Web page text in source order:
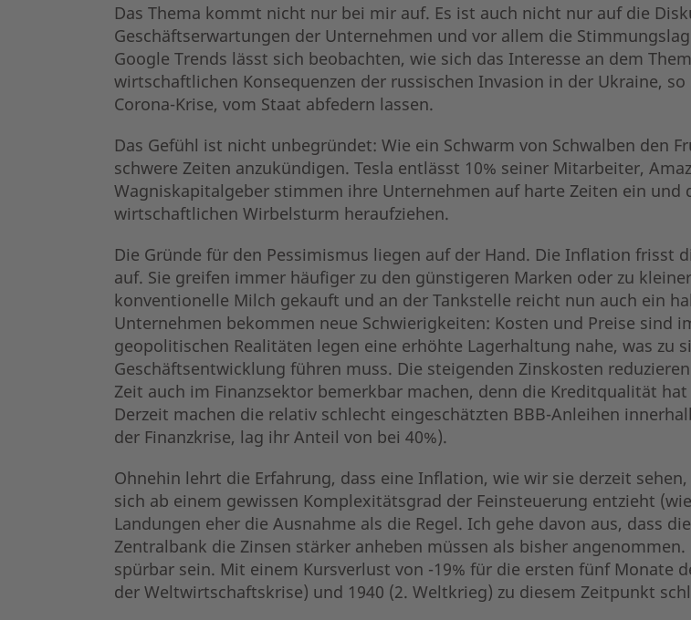
Das Thema kommt nicht nur bei mir auf. Es ist auch nicht nur auf die
Geschäftserwartungen der Unternehmen und vor allem die
Google Trends lässt sich beobachten, wie sich das Interesse an dem
wirtschaftlichen Konsequenzen der russischen Invasion in der Ukraine,
Corona-Krise, vom Staat abfedern lassen.
Das Gefühl ist nicht unbegründet: Wie ein Schwarm von Schwalben den
schwere Zeiten anzukündigen. Tesla entlässt 10% seiner Mitarbeiter,
Wagniskapitalgeber stimmen ihre Unternehmen auf harte Zeiten ein
wirtschaftlichen Wirbelsturm heraufziehen.
Die Gründe für den Pessimismus liegen auf der Hand. Die Inflation frisst
auf. Sie greifen immer häufiger zu den günstigeren Marken oder zu
konventionelle Milch gekauft und an der Tankstelle reicht nun auch ein
Unternehmen bekommen neue Schwierigkeiten: Kosten und Preise sind
geopolitischen Realitäten legen eine erhöhte Lagerhaltung nahe, was zu
Geschäftsentwicklung führen muss. Die steigenden Zinskosten
Zeit auch im Finanzsektor bemerkbar machen, denn die Kreditqualität
Derzeit machen die relativ schlecht eingeschätzten BBB-Anleihen
der Finanzkrise, lag ihr Anteil von bei 40%).
Ohnehin lehrt die Erfahrung, dass eine Inflation, wie wir sie derzeit
sich ab einem gewissen Komplexitätsgrad der Feinsteuerung entzieht
Landungen eher die Ausnahme als die Regel. Ich gehe davon aus, dass
Zentralbank die Zinsen stärker anheben müssen als bisher
spürbar sein. Mit einem Kursverlust von -19% für die ersten fünf Monate
der Weltwirtschaftskrise) und 1940 (2. Weltkrieg) zu diesem Zeitpunkt